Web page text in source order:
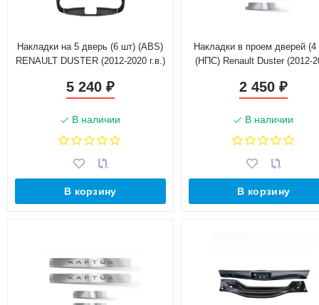
Накладки на 5 дверь (6 шт) (ABS)
RENAULT DUSTER (2012-2020 г.в.)
5 240 ₽
В наличии
В корзину
Накладки в проем дверей
(НПС) Renault Duster (2012-
2 450₽
В наличии
В корзину